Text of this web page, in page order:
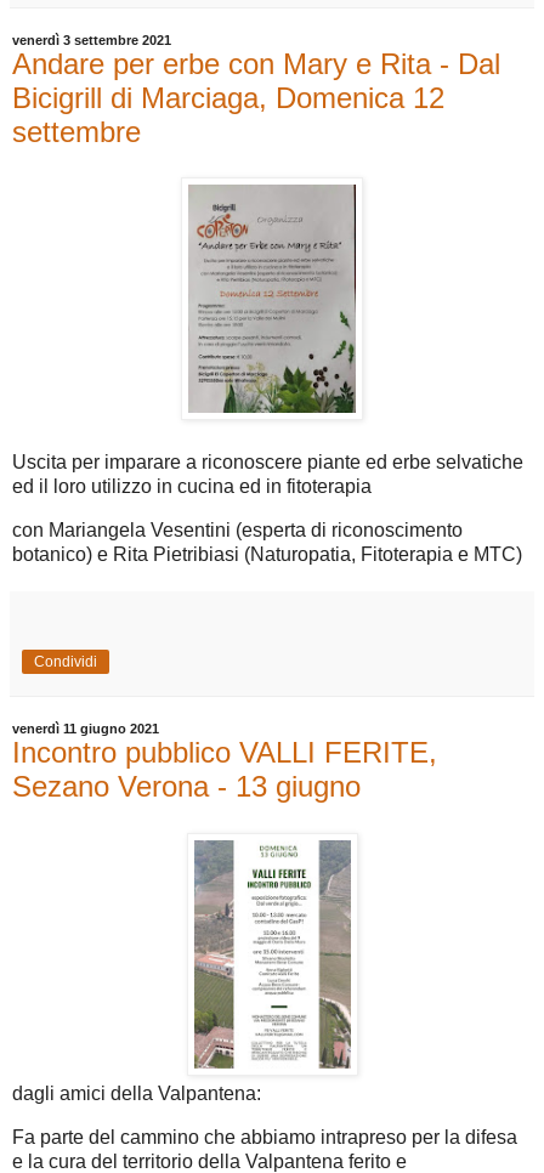
venerdì 3 settembre 2021
Andare per erbe con Mary e Rita - Dal
Bicigrill di Marciaga, Domenica 12
settembre
Uscita per imparare a riconoscere piante ed erbe selvatiche
ed il loro utilizzo in cucina ed in fitoterapia
con Mariangela Vesentini (esperta di riconoscimento
botanico) e Rita Pietribiasi (Naturopatia, Fitoterapia e MTC)
Condividi
venerdì 11 giugno 2021
Incontro pubblico VALLI FERITE,
Sezano Verona - 13 giugno
dagli amici della Valpantena:
Fa parte del cammino che abbiamo intrapreso per la difesa
e la cura del territorio della Valpantena ferito e